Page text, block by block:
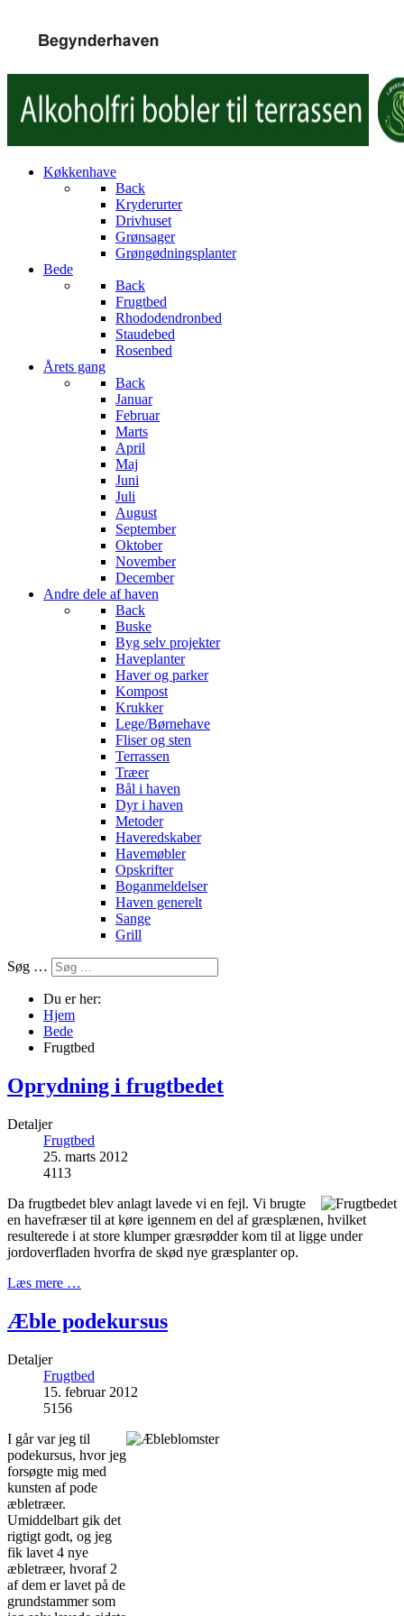
Køkkenhave
Back
Kryderurter
Drivhuset
Grønsager
Grøngødningsplanter
Bede
Back
Frugtbed
Rhododendronbed
Staudebed
Rosenbed
Årets gang
Back
Januar
Februar
Marts
April
Maj
Juni
Juli
August
September
Oktober
November
December
Andre dele af haven
Back
Buske
Byg selv projekter
Haveplanter
Haver og parker
Kompost
Krukker
Lege/Børnehave
Fliser og sten
Terrassen
Træer
Bål i haven
Dyr i haven
Metoder
Haveredskaber
Havemøbler
Opskrifter
Boganmeldelser
Haven generelt
Sange
Grill
Søg …
Du er her:
Hjem
Bede
Frugtbed
Oprydning i frugtbedet
Detaljer
Frugtbed
25. marts 2012
4113
Da frugtbedet blev anlagt lavede vi en fejl. Vi brugte
en havefræser til at køre igennem en del af græsplænen, hvilket
resulterede i at store klumper græsrødder kom til at ligge under
jordoverfladen hvorfra de skød nye græsplanter op.
Læs mere …
Æble podekursus
Detaljer
Frugtbed
15. februar 2012
5156
I går var jeg til
podekursus, hvor jeg
forsøgte mig med
kunsten af pode
æbletræer.
Umiddelbart gik det
rigtigt godt, og jeg
fik lavet 4 nye
æbletræer, hvoraf 2
af dem er lavet på de
grundstammer som